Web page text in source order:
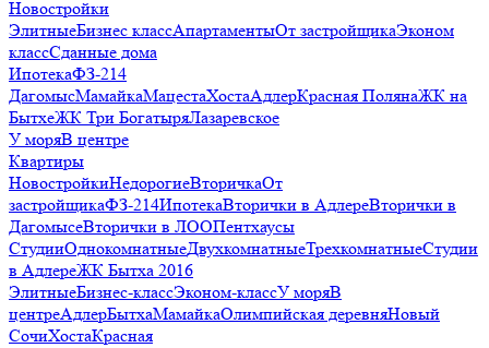
Новостройки
ЭлитныеБизнес классАпартаментыОт застройщикаЭконом
классСданные дома
ИпотекаФЗ-214
ДагомысМамайкаМацестаХостаАдлерКрасная ПолянаЖК на
БытхеЖК Три БогатыряЛазаревское
У моряВ центре
Квартиры
НовостройкиНедорогиеВторичкаОт
застройщикаФЗ-214ИпотекаВторички в АдлереВторички в
ДагомысеВторички в ЛООПентхаусы
СтудииОднокомнатныеДвухкомнатныеТрехкомнатныеСтудии
в АдлереЖК Бытха 2016
ЭлитныеБизнес-классЭконом-классУ моряВ
центреАдлерБытхаМамайкаОлимпийская деревняНовый
СочиХостаКрасная